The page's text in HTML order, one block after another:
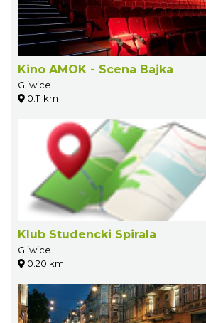
Kino AMOK - Scena Bajka
Gliwice
0.11 km
Klub Studencki Spirala
Gliwice
0.20 km